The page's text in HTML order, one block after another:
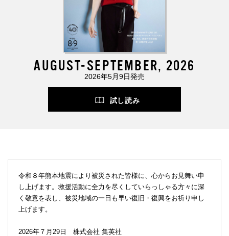
AUGUST-SEPTEMBER, 2026
2026年5月9日発売
試し読み
令和８年熊本地震により被災された皆様に、心からお見舞い申
し上げます。救援活動に全力を尽くしていらっしゃる方々に深
く敬意を表し、被災地域の一日も早い復旧・復興をお祈り申し
上げます。
2026年７月29日 株式会社 集英社